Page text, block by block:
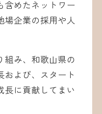
含めたネットワー
場企業の採用や人
組み、和歌山県の
および、スタート
長に貢献してまい